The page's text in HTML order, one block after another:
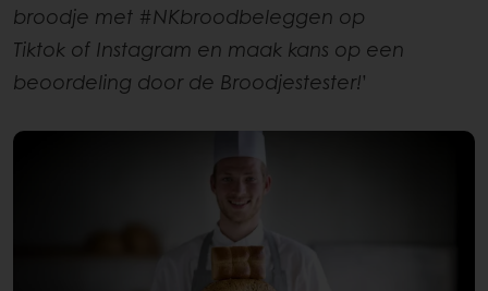
broodje met #NKbroodbeleggen op
Tiktok of Instagram en maak kans op een
beoordeling door de Broodjestester!’